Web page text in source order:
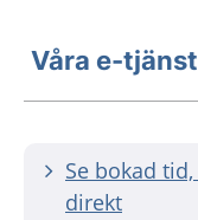
Våra e-
Se bokad
direkt